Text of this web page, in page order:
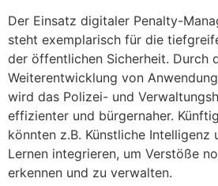
Der Einsatz digitaler Penalty-
steht exemplarisch für die
der öffentlichen Sicherheit. Durch
Weiterentwicklung von
wird das Polizei- und
effizienter und bürgernaher.
könnten z.B. Künstliche Intelligenz
Lernen integrieren, um Verstöße
erkennen und zu verwalten.